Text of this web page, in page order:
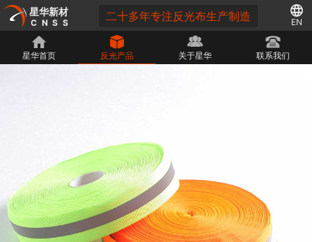
星华新材
CNSS 二十多年专注反光布生产制造 EN
星华首页 反光产品 关于星华 联系我们